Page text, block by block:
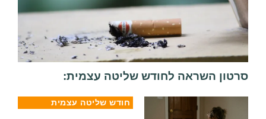
סרטון השראה לחודש שליטה עצמית:
חודש שליטה עצמית